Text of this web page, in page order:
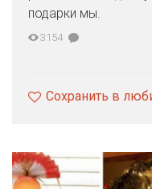
подарки мы.
3154
Сохранить в